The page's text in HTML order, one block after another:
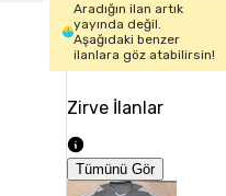
Aradığın ilan artık
yayında değil.
Aşağıdaki benzer
ilanlara göz atabilirsin!
Zirve İlanlar
Tümünü Gör